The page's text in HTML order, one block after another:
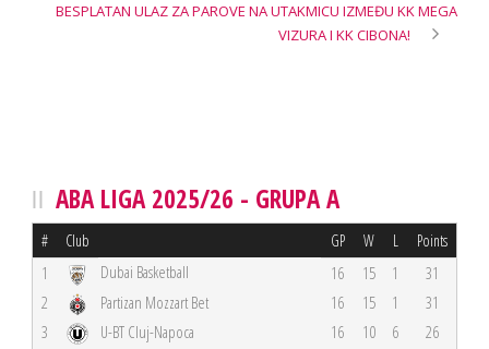
BESPLATAN ULAZ ZA PAROVE NA UTAKMICU IZMEĐU KK MEGA
VIZURA I KK CIBONA!
ABA LIGA 2025/26 - GRUPA A
# Club GP W L Points
1 Dubai Basketball 16 15 1
31
2
Partizan Mozzart Bet 16 15 1
31
3
U-BT Cluj-Napoca 16 10 6
26